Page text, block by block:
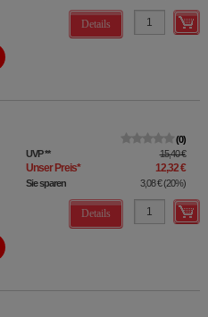
Details
0
UVP** 15,40 €
Unser Preis* 12,32 €
Sie sparen 3,08 €(20%)
Details